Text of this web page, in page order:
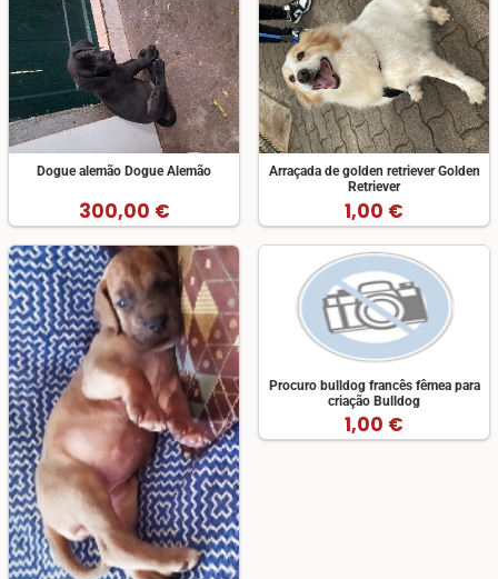
Dogue alemão Dogue Alemão
300,00 €
Arraçada de golden retriever Golden
Retriever
1,00 €
Procuro bulldog francês fêmea para
criação Bulldog
1,00 €